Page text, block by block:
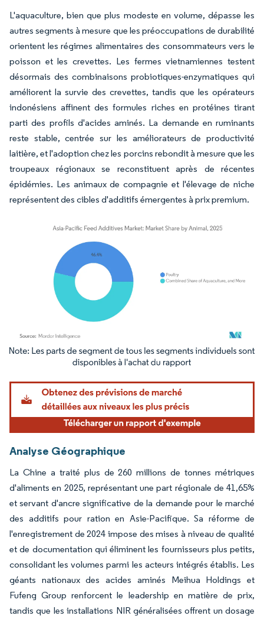
L'aquaculture, bien que plus modeste en volume, dépasse les
autres segments à mesure que les préoccupations de durabilité
orientent les régimes alimentaires des consommateurs vers le
poisson et les crevettes. Les fermes vietnamiennes testent
désormais des combinaisons probiotiques-enzymatiques qui
améliorent la survie des crevettes, tandis que les opérateurs
indonésiens affinent des formules riches en protéines tirant
parti des profils d'acides aminés. La demande en ruminants
reste stable, centrée sur les améliorateurs de productivité
laitière, et l'adoption chez les porcins rebondit à mesure que les
troupeaux régionaux se reconstituent après de récentes
épidémies. Les animaux de compagnie et l'élevage de niche
représentent des cibles d'additifs émergentes à prix premium.
Image © Mordor Intelligence. La réutilisation nécessite une attribution sous CC BY
Analyse Géographique
La Chine a traité plus de 260 millions de tonnes métriques
d'aliments en 2025, représentant une part régionale de 41,65%
et servant d'ancre significative de la demande pour le marché
des additifs pour ration en Asie-Pacifique. Sa réforme de
l'enregistrement de 2024 impose des mises à niveau de qualité
et de documentation qui éliminent les fournisseurs plus petits,
consolidant les volumes parmi les acteurs intégrés établis. Les
géants nationaux des acides aminés Meihua Holdings et
Fufeng Group renforcent le leadership en matière de prix,
tandis que les installations NIR généralisées offrent un dosage